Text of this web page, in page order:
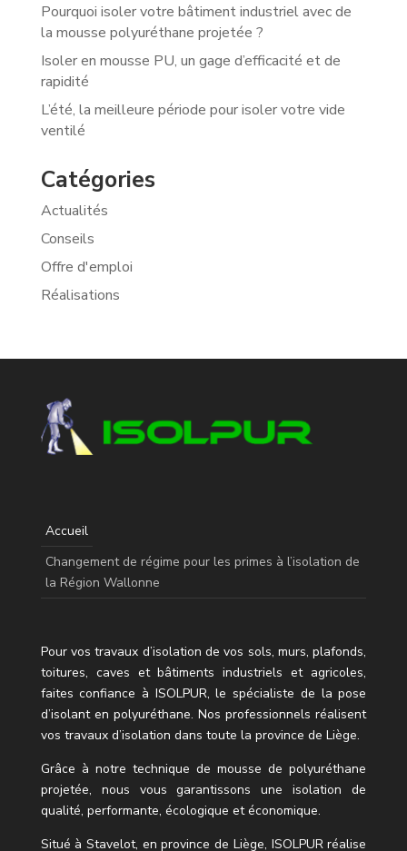
Pourquoi isoler votre bâtiment industriel avec de
la mousse polyuréthane projetée ?
Isoler en mousse PU, un gage d’efficacité et de
rapidité
L’été, la meilleure période pour isoler votre vide
ventilé
Catégories
Actualités
Conseils
Offre d'emploi
Réalisations
Accueil
Changement de régime pour les primes à l’isolation de
la Région Wallonne
Pour vos travaux d’isolation de vos sols, murs, plafonds,
toitures, caves et bâtiments industriels et agricoles,
faites confiance à ISOLPUR, le spécialiste de la pose
d’isolant en polyuréthane.Nos professionnels réalisent
vos travaux d’isolation dans toute la province de Liège.
Grâce à notre technique de mousse de polyuréthane
projetée, nous vous garantissons une isolation de
qualité, performante, écologique et économique.
Situé à Stavelot, en province de Liège, ISOLPUR réalise